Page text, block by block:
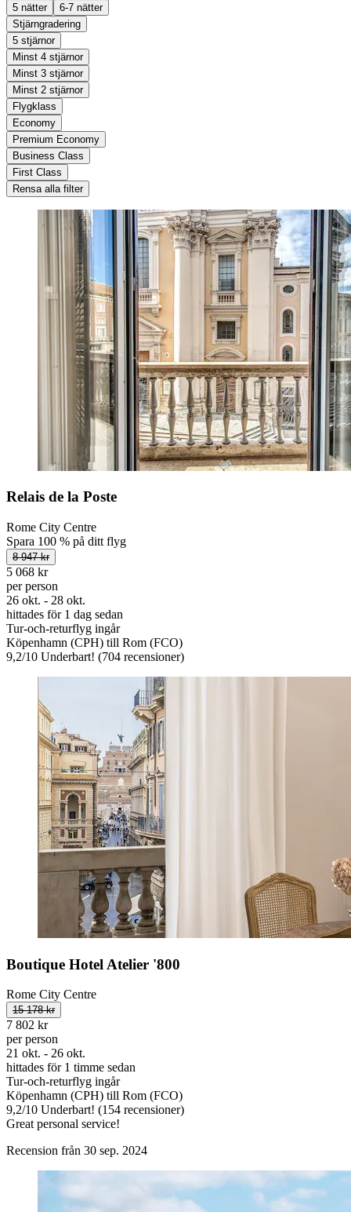
5 nätter
6-7 nätter
Stjärngradering
5 stjärnor
Minst 4 stjärnor
Minst 3 stjärnor
Minst 2 stjärnor
Flygklass
Economy
Premium Economy
Business Class
First Class
Rensa alla filter
Relais de la Poste
Rome City Centre
Spara 100 % på ditt flyg
8 947 kr
5 068 kr
per person
26 okt. - 28 okt.
hittades för 1 dag sedan
Tur-och-returflyg ingår
Köpenhamn (CPH) till Rom (FCO)
9,2/10 Underbart! (704 recensioner)
Boutique Hotel Atelier '800
Rome City Centre
15 178 kr
7 802 kr
per person
21 okt. - 26 okt.
hittades för 1 timme sedan
Tur-och-returflyg ingår
Köpenhamn (CPH) till Rom (FCO)
9,2/10 Underbart! (154 recensioner)
Great personal service!
Recension från 30 sep. 2024